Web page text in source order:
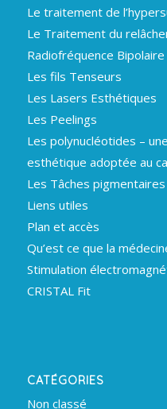
Le traitement de
Le Traitement du
Radiofréquence Bipolaire
Les fils Tenseurs
Les Lasers Esthétiques
Les Peelings
Les polynucléotides –
esthétique adoptée au
Les Tâches pigmentaires
Liens utiles
Plan et accès
Qu’est ce que la
Stimulation
CRISTAL Fit
CATÉGORIES
Non classé